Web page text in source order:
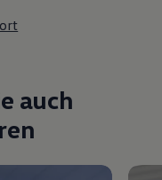
auch